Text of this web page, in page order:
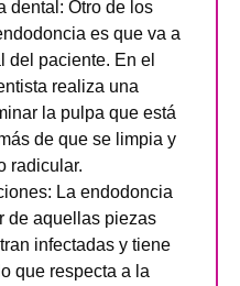
dental : Otro de los
es que va a
del paciente. En el
realiza una
la pulpa que está
de que se limpia y
radicular.
: La endodoncia
de aquellas piezas
infectadas y tiene
que respecta a la